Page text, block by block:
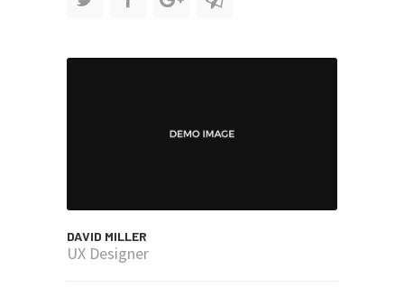
DAVID MILLER
UX Designer